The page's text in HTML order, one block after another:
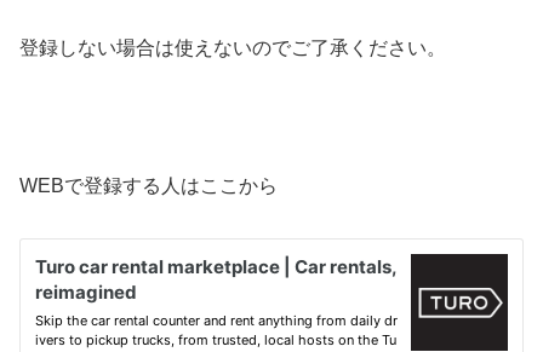
登録しない場合は使えないのでご了承ください。
WEBで登録する人はここから